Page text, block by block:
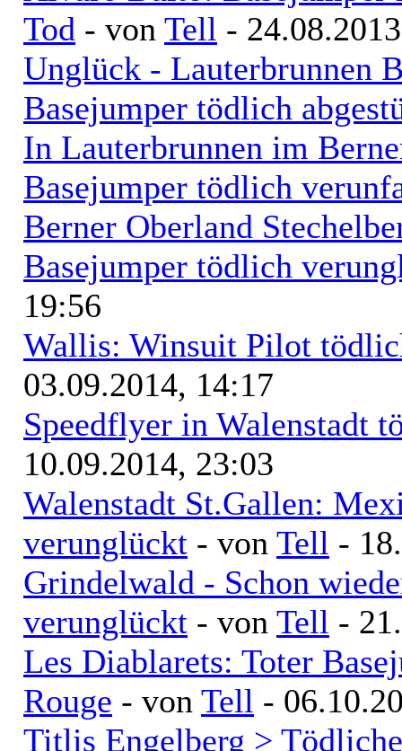
Tod - von Tell -
Unglück - Lauterbrunnen
Basejumper tödlich
In Lauterbrunnen im
Basejumper tödlich
Berner Oberland
Basejumper tödlich
19:56
Wallis: Winsuit Pilot
03.09.2014, 14:17
Speedflyer in Walenstadt
10.09.2014, 23:03
Walenstadt St.Gallen:
verunglückt - von Tell -
Grindelwald - Schon
verunglückt - von Tell -
Les Diablarets: Toter
Rouge - von Tell -
Titlis Engelberg >